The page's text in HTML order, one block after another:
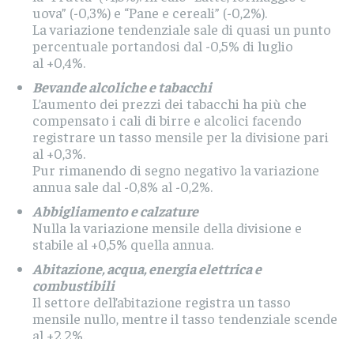
uova” (-0,3%) e “Pane e cereali” (-0,2%).
La variazione tendenziale sale di quasi un punto
percentuale portandosi dal -0,5% di luglio
al +0,4%.
Bevande alcoliche e tabacchi
L’aumento dei prezzi dei tabacchi ha più che
compensato i cali di birre e alcolici facendo
registrare un tasso mensile per la divisione pari
al +0,3%.
Pur rimanendo di segno negativo la variazione
annua sale dal -0,8% al -0,2%.
Abbigliamento e calzature
Nulla la variazione mensile della divisione e
stabile al +0,5% quella annua.
Abitazione, acqua, energia elettrica e
combustibili
Il settore dell’abitazione registra un tasso
mensile nullo, mentre il tasso tendenziale scende
al +2,2%.